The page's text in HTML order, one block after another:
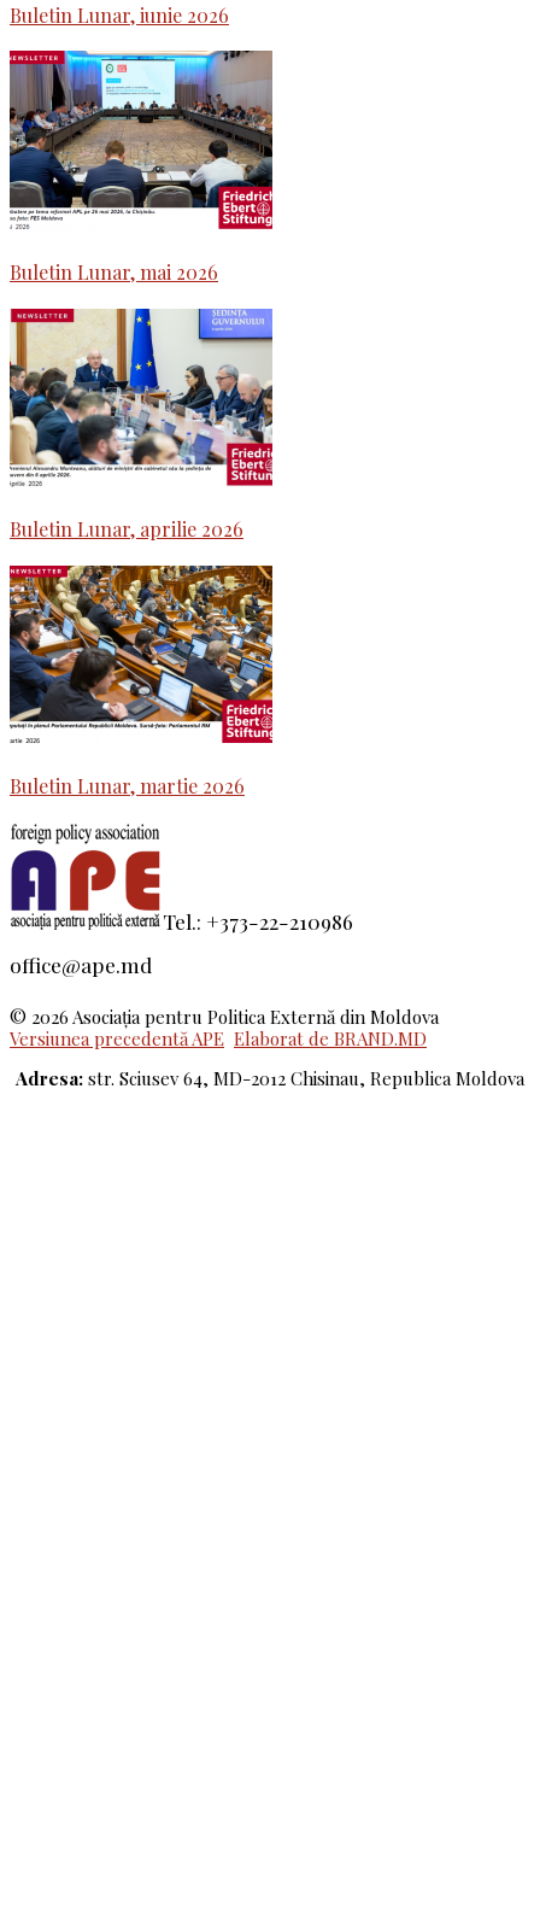
Buletin Lunar, iunie 2026
Buletin Lunar, mai 2026
Buletin Lunar, aprilie 2026
Buletin Lunar, martie 2026
Tel.: +373-22-210986
office@ape.md
© 2026 Asociaţia pentru Politica Externă din Moldova
Versiunea precedentă APE Elaborat de BRAND.MD
Adresa: str. Sciusev 64, MD-2012 Chisinau, Republica Moldova